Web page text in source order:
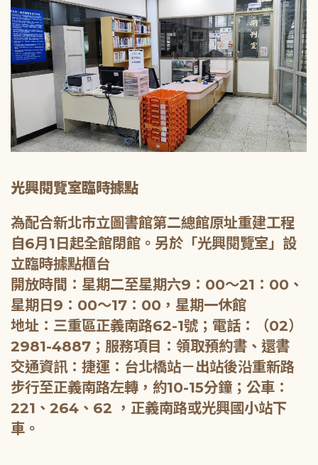
光興閱覽室臨時據點
為配合新北市立圖書館第二總館原址重建工程
自6月1日起全館閉館。另於「光興閱覽室」設
立臨時據點櫃台
開放時間：星期二至星期六9：00～21：00、
星期日9：00～17：00，星期一休館
地址：三重區正義南路62-1號；電話：（02）
2981-4887；服務項目：領取預約書、還書
交通資訊：捷運：台北橋站－出站後沿重新路
步行至正義南路左轉，約10-15分鐘；公車：
221、264、62 ，正義南路或光興國小站下
車。